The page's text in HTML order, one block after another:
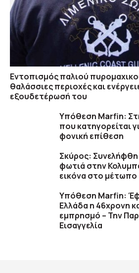
Εντοπισμός παλιού
θαλάσσιες περιοχές και
εξουδετέρωσή του
Υπόθεση Marfin:
που κατηγορείται
φονική επίθεση
Σκύρος: Συνελήφθη
φωτιά στην
εικόνα στο μέτωπο
Υπόθεση Marfin:
Ελλάδα η 46χρονη
εμπρησμό – Την
Εισαγγελία